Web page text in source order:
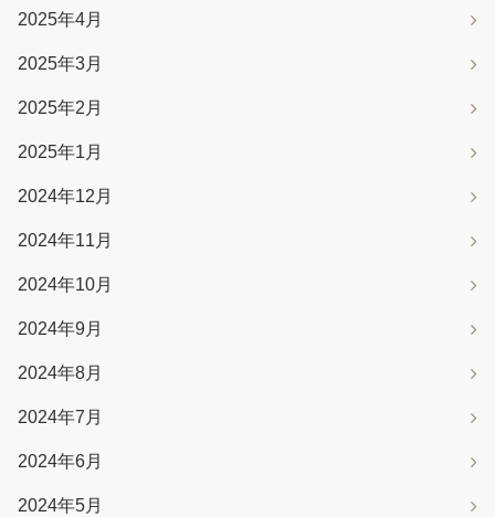
2025年4月
2025年3月
2025年2月
2025年1月
2024年12月
2024年11月
2024年10月
2024年9月
2024年8月
2024年7月
2024年6月
2024年5月